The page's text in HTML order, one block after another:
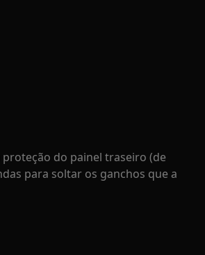
do painel traseiro (de
para soltar os ganchos que a